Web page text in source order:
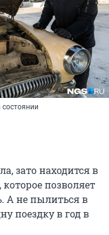
зато находится в
позволяет
А не пылиться в
поездку в год в